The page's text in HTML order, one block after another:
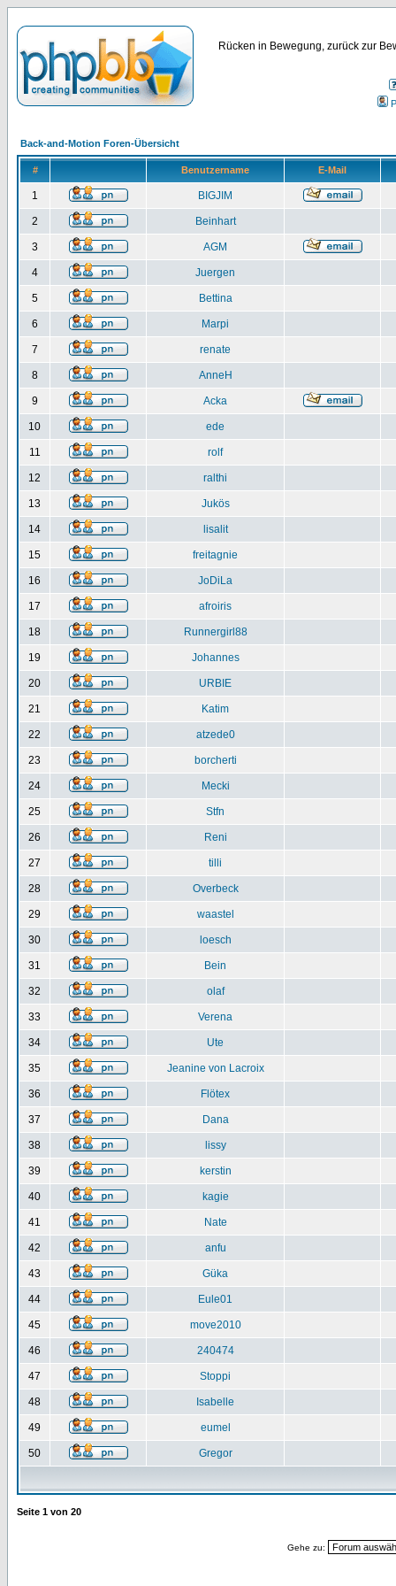
Rücken in Bewegung, zurück zur
Back-and-Motion Foren-Übersicht
# Benutzername E-Mail
1 BIGJIM
2 Beinhart
3 AGM
4 Juergen
5 Bettina
6 Marpi
7 renate
8 AnneH
9 Acka
10 ede
11 rolf
12 ralthi
13 Jukös
14 lisalit
15 freitagnie
16 JoDiLa
17 afroiris
18 Runnergirl88
19 Johannes
20 URBIE
21 Katim
22 atzede0
23 borcherti
24 Mecki
25 Stfn
26 Reni
27 tilli
28 Overbeck
29 waastel
30 loesch
31 Bein
32 olaf
33 Verena
34 Ute
35 Jeanine von Lacroix
36 Flötex
37 Dana
38 lissy
39 kerstin
40 kagie
41 Nate
42 anfu
43 Güka
44 Eule01
45 move2010
46 240474
47 Stoppi
48 Isabelle
49 eumel
50 Gregor
Seite 1 von 20
Gehe zu: